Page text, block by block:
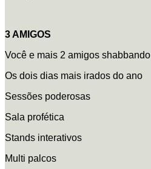
3 AMIGOS
Você e mais 2 amigos shabbando
Os dois dias mais irados do ano
Sessões poderosas
Sala profética
Stands interativos
Multi palcos